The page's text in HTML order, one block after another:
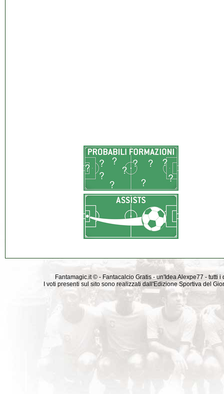
Fantamagic.it © - Fantacalcio Gratis - un'Idea Alexpe77 -
I voti presenti sul sito sono realizzati dall'Edizione Sportiva del